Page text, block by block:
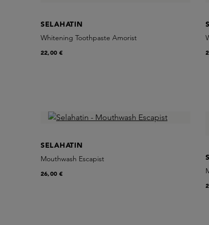
SELAHATIN
Whitening Toothpaste Amorist
22,00 €
SELAHATIN
Mouthwash Escapist
26,00 €